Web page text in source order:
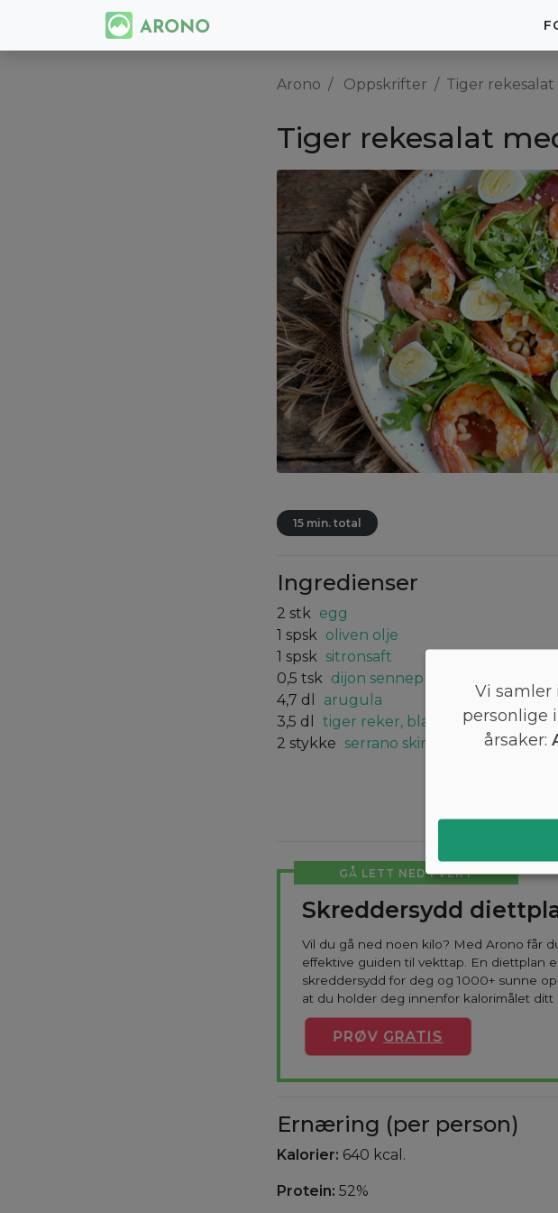
Arono Oppskrifter Tiger
Tiger rekesalat
15 min. total
Ingredienser
2 stk egg
1 spsk oliven olje
1 spsk sitronsaft
0,5 tsk dijon sennep
4,7 dl
arugula
3,5 dl
tiger reker, blancherte
2 stykke serrano skinke, hakket
GÅ LETT NED I VEKT
Skreddersydd
Vil du gå ned noen kilo? Med Arono får
effektive guiden til vekttap. En diettplan
skreddersydd for deg og 1000+ sunne
at du holder deg innenfor kalorimålet ditt
PRØV GRATIS
Ernæring (per person)
Kalorier: 640 kcal.
Protein: 52%
Vi samler
personlige
årsaker: